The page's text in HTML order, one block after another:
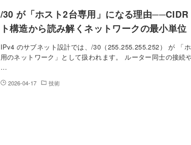
/30 が「ホスト2台専用」になる理由──CIDR
ト構造から読み解くネットワークの最小単位
IPv4 のサブネット設計では、/30（255.255.255.252） が 「
用のネットワーク」として扱われます。 ルーター同士の接続
…
2026-04-17 技術